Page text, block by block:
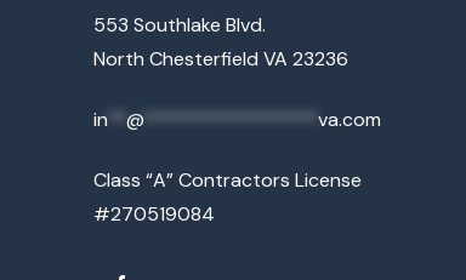
553 Southlake Blvd.
North Chesterfield VA 23236
in @ ****************** va.com
Class “A” Contractors License
#270519084